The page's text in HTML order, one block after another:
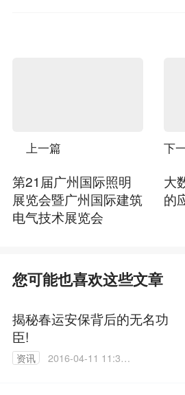
上一篇
第21届广州国际照明
展览会暨广州国际建筑
电气技术展览会
下
大
的
您可能也喜欢这些文章
揭秘春运安保背后的无名功
臣!
资讯
2016-04-11 11:31: